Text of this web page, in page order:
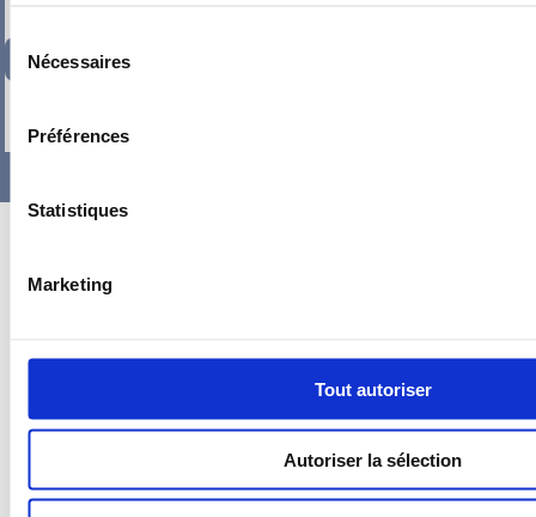
Sélection
Nécessaires
Préférences
Statistiques
Marketing
Tout autoriser
Autoriser la sélection
125,16€ TTC